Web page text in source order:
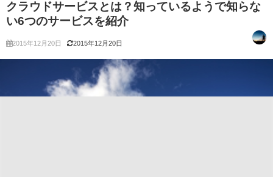
クラウドサービスとは？知っているようで知らな
い6つのサービスを紹介
2015年12月20日 2015年12月20日